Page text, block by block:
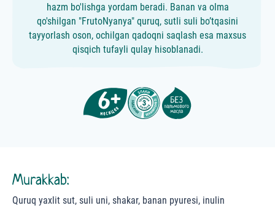
hazm bo'lishga yordam beradi. Banan va olma
qo'shilgan "FrutoNyanya" quruq, sutli suli bo’tqasini
tayyorlash oson, ochilgan qadoqni saqlash esa maxsus
qisqich tufayli qulay hisoblanadi.
Murakkab:
Quruq yaxlit sut, suli uni, shakar, banan pyuresi, inulin